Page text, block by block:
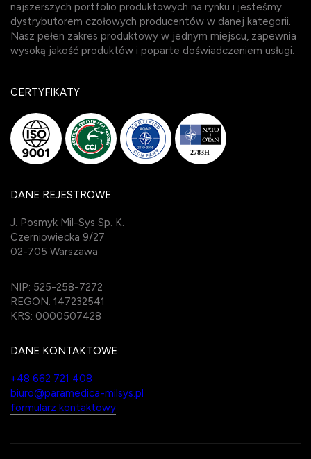
najszerszych portfolio produktowych na rynku i jesteśmy
dystrybutorem czołowych producentów w danej kategorii.
Nasz pełen zakres produktowy w jednym miejscu, zapewnia
wysoką jakość produktów i poparte doświadczeniem usługi.
CERTYFIKATY
DANE REJESTROWE
J. Posmyk Mil-Sys Sp. K.
Czerniowiecka 9/27
02-705 Warszawa
NIP: 525-258-7272
REGON: 147232541
KRS: 0000507428
DANE KONTAKTOWE
+48 662 721 408
biuro@paramedica-milsys.pl
formularz kontaktowy